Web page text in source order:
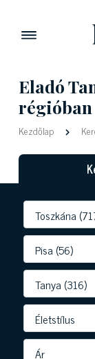
Eladó
régióban
Kezdőlap